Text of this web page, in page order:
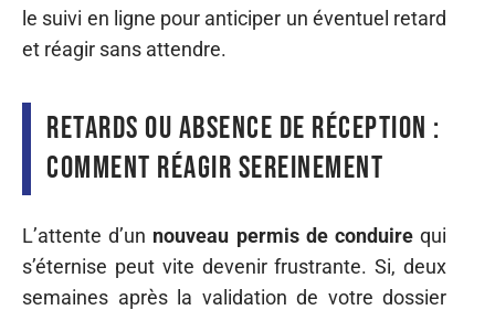
le suivi en ligne pour anticiper un éventuel retard
et réagir sans attendre.
Retards ou absence de réception :
comment réagir sereinement
L’attente d’un nouveau permis de conduirequi
s’éternise peut vite devenir frustrante. Si, deux
semaines après la validation de votre dossier